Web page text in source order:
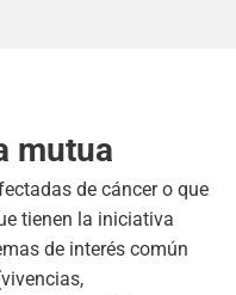
mutua
de cáncer o que
tienen la iniciativa
de interés común